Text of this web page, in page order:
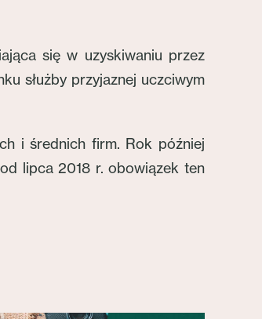
się w uzyskiwaniu przez
służby przyjaznej uczciwym
i średnich firm. Rok później
lipca 2018 r. obowiązek ten